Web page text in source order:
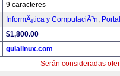
9 caracteres
InformÃ¡tica y ComputaciÃ³n,
$1,800.00
guialinux.com
Serán consideradas